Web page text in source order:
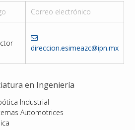
Correo electrónico
direccion.esimeazc@ipn.mx
en Ingeniería
Industrial
Automotrices